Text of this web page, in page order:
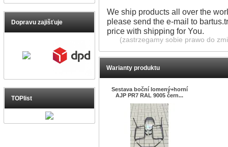
Dopravu zajišťuje
TOPlist
We ship products all over the
please send the e-mail to
price with shipping for You.
(zastrzegamy sobie prawo do
Warianty produktu
Sestava boční lomený+horní
AJP PR7 RAL 9005 čern...